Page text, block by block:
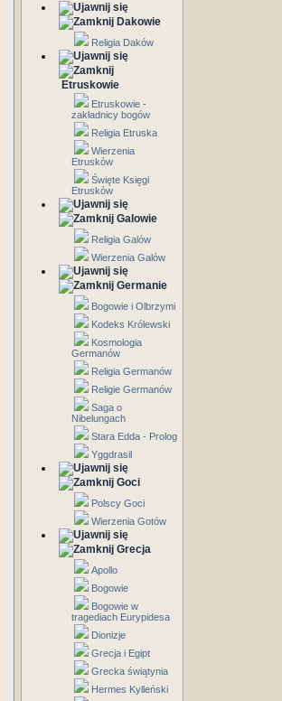
Dakowie
Religia Daków
Etruskowie
Etruskowie -
zakładnicy bogów
Religia Etruska
Wierzenia
Etrusków
Święte Księgi
Etrusków
Galowie
Religia Galów
Wierzenia Galów
Germanie
Bogowie i Olbrzymi
Kodeks Królewski
Kosmologia
Germanów
Religia Germanów
Religie Germanów
Saga o
Nibelungach
Stara Edda - Prolog
Yggdrasil
Goci
Polscy Goci
Wierzenia Gotów
Grecja
Apollo
Bogowie
Bogowie w
tragediach Eurypidesa
Dionizje
Grecja i Egipt
Grecka świątynia
Hermes Kylleński